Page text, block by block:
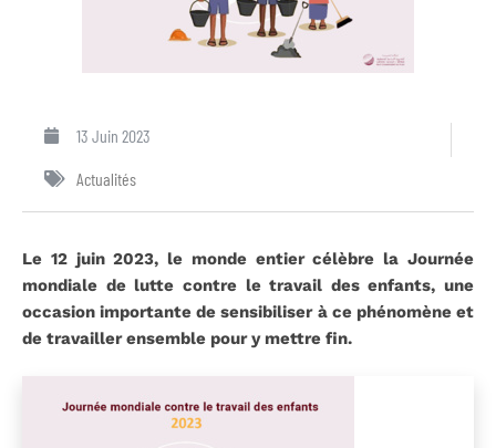
13 Juin 2023
Actualités
Le 12 juin 2023, le monde entier célèbre la Journée
mondiale de lutte contre le travail des enfants, une
occasion importante de sensibiliser à ce phénomène et
de travailler ensemble pour y mettre fin.